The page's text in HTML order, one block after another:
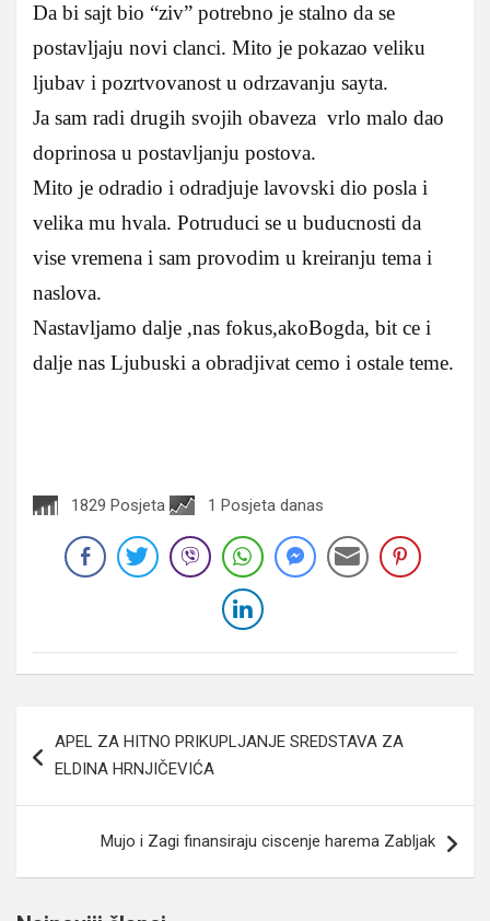
Da bi sajt bio “ziv” potrebno je stalno da se
postavljaju novi clanci. Mito je pokazao veliku
ljubav i pozrtvovanost u odrzavanju sayta.
Ja sam radi drugih svojih obaveza vrlo malo dao
doprinosa u postavljanju postova.
Mito je odradio i odradjuje lavovski dio posla i
velika mu hvala. Potruduci se u buducnosti da
vise vremena i sam provodim u kreiranju tema i
naslova.
Nastavljamo dalje ,nas fokus,akoBogda, bit ce i
dalje nas Ljubuski a obradjivat cemo i ostale teme.
1829 Posjeta 1 Posjeta danas
članaka
APEL ZA HITNO PRIKUPLJANJE SREDSTAVA ZA
ELDINA HRNJIČEVIĆA
Mujo i Zagi finansiraju ciscenje harema Zabljak